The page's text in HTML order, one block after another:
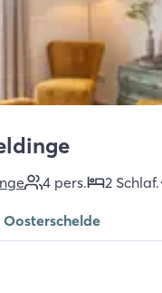
4 pers. 2 Schlaf.
Oosterschelde